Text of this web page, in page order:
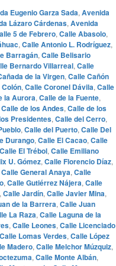
Eugenio Garza Sada, Avenida
Lázaro Cárdenas, Avenida
5 de Febrero, Calle Abasolo,
, Calle Antonio L. Rodríguez,
Barragán, Calle Belisario
Bernardo Villarreal, Calle
de la Virgen, Calle Cañón
, Calle Coronel Dávila, Calle
la Aurora, Calle de la Fuente,
Calle de los Andes, Calle de los
Presidentes, Calle del Cerro,
, Calle del Puerto, Calle Del
Durango, Calle El Cacao, Calle
Calle El Trébol, Calle Emiliano
U. Gómez, Calle Florencio Díaz,
Calle General Anaya, Calle
, Calle Gutiérrez Nájera, Calle
, Calle Jardín, Calle Javier Mina,
de la Barrera, Calle Juan
La Raza, Calle Laguna de la
, Calle Leones, Calle Licenciado
Calle Lomas Verdes, Calle López
Madero, Calle Melchor Múzquiz,
, Calle Monte Albán,